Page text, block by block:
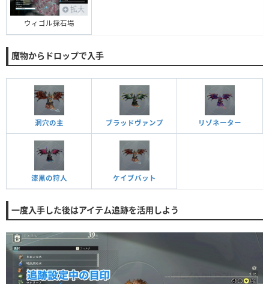
拡大
ウィゴル採石場
魔物からドロップで入手
洞穴の主 ブラッドヴァンプ リゾネーター
漆黒の狩人 ケイブバット
一度入手した後はアイテム追跡を活用しよう